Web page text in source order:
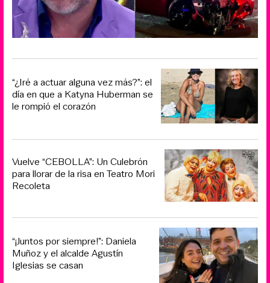
“¿Iré a actuar alguna vez más?”: el
día en que a Katyna Huberman se
le rompió el corazón
Vuelve “CEBOLLA”: Un Culebrón
para llorar de la risa en Teatro Mori
Recoleta
“¡Juntos por siempre!”: Daniela
Muñoz y el alcalde Agustín
Iglesias se casan